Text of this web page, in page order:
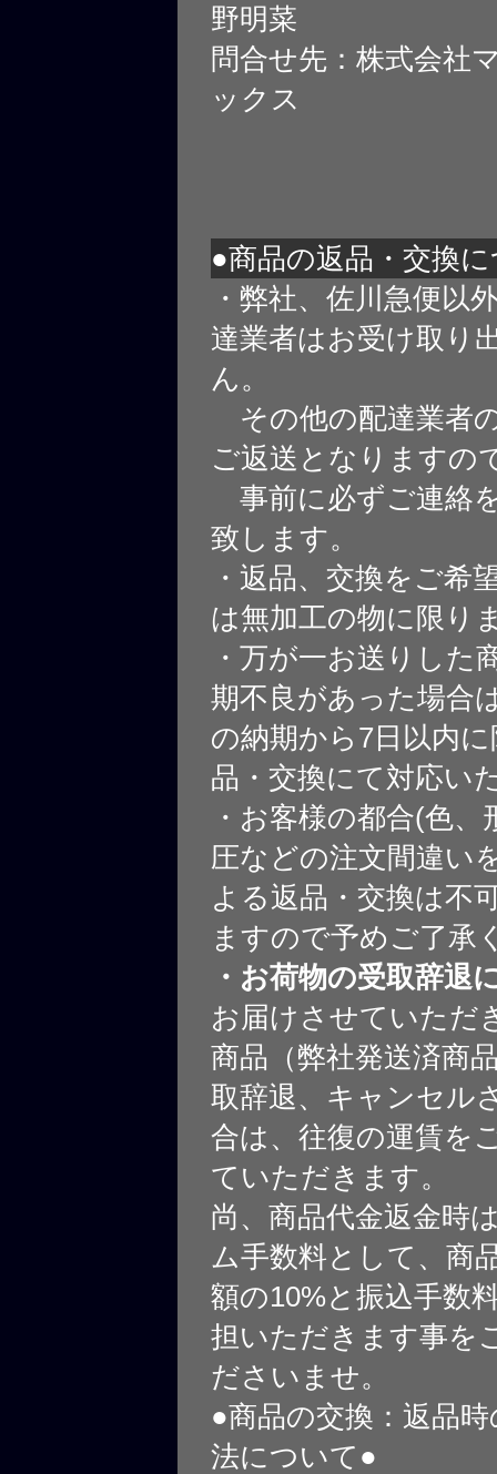
野明菜
問合せ先：株式会社
ックス
●商品の返品・交換
・弊社、佐川急便以
達業者はお受け取り
ん。
その他の配達業者
ご返送となりますの
事前に必ずご連絡
致します。
・返品、交換をご希
は無加工の物に限り
・万が一お送りした
期不良があった場合
の納期から7日以内
品・交換にて対応い
・お客様の都合(色、
圧などの注文間違い
よる返品・交換は不
ますので予めご了承
・お荷物の受取辞退
お届けさせていただ
商品（弊社発送済商
取辞退、キャンセル
合は、往復の運賃を
ていただきます。
尚、商品代金返金時
ム手数料として、商
額の10%と振込手数
担いただきます事を
ださいませ。
●商品の交換：返品
法について●